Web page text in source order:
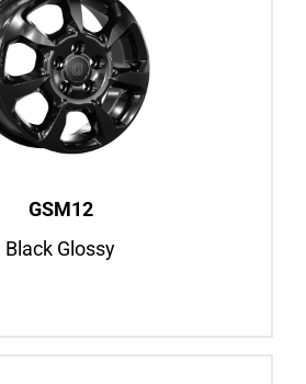
GSM12
Black Glossy
Black Glossy
16″ / 18″
Fiat Ducato, ab BJ 2006
Iveco Daily, BJ 2000–2006
Felgenansicht